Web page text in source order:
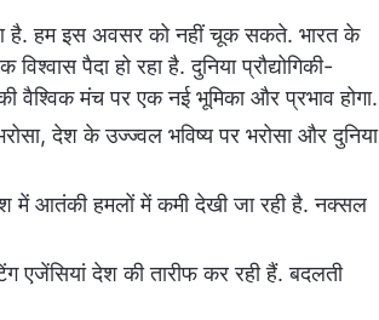
है. हम इस अवसर को नहीं चूक सकते. भारत के
पैदा हो रहा है. दुनिया प्रौद्योगिकी-
वैश्विक मंच पर एक नई भूमिका और प्रभाव होगा.
देश के उज्ज्वल भविष्य पर भरोसा और दुनिया
में आतंकी हमलों में कमी देखी जा रही है. नक्सल
एजेंसियां देश की तारीफ कर रही हैं. बदलती